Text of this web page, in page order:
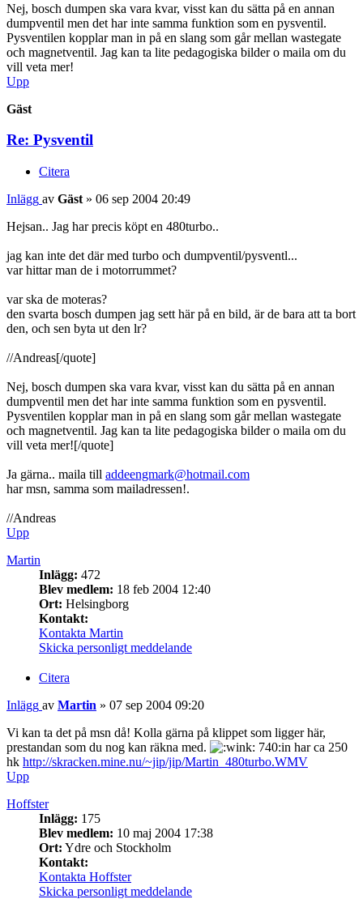
Nej, bosch dumpen ska vara kvar, visst kan du sätta på en annan
dumpventil men det har inte samma funktion som en pysventil.
Pysventilen kopplar man in på en slang som går mellan wastegate
och magnetventil. Jag kan ta lite pedagogiska bilder o maila om du
vill veta mer!
Upp
Gäst
Re: Pysventil
Citera
Inlägg av Gäst » 06 sep 2004 20:49
Hejsan.. Jag har precis köpt en 480turbo..
jag kan inte det där med turbo och dumpventil/pysventl...
var hittar man de i motorrummet?
var ska de moteras?
den svarta bosch dumpen jag sett här på en bild, är de bara att ta bort
den, och sen byta ut den lr?
//Andreas[/quote]
Nej, bosch dumpen ska vara kvar, visst kan du sätta på en annan
dumpventil men det har inte samma funktion som en pysventil.
Pysventilen kopplar man in på en slang som går mellan wastegate
och magnetventil. Jag kan ta lite pedagogiska bilder o maila om du
vill veta mer![/quote]
Ja gärna.. maila till addeengmark@hotmail.com
har msn, samma som mailadressen!.
//Andreas
Upp
Martin
Inlägg: 472
Blev medlem: 18 feb 2004 12:40
Ort: Helsingborg
Kontakt:
Kontakta Martin
Skicka personligt meddelande
Citera
Inlägg av Martin » 07 sep 2004 09:20
Vi kan ta det på msn då! Kolla gärna på klippet som ligger här,
prestandan som du nog kan räkna med.
740:in har ca 250
hk http://skracken.mine.nu/~jip/jip/Martin_480turbo.WMV
Upp
Hoffster
Inlägg: 175
Blev medlem: 10 maj 2004 17:38
Ort: Ydre och Stockholm
Kontakt:
Kontakta Hoffster
Skicka personligt meddelande